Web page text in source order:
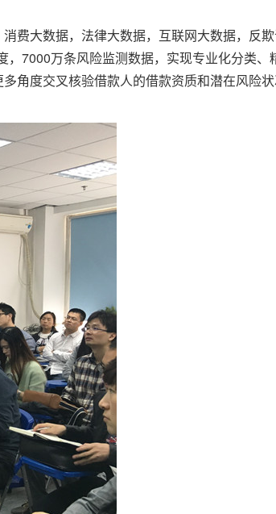
费大数据，法律大数据，互联网大数据，反
7000万条风险监测数据，实现专业化分类、
角度交叉核验借款人的借款资质和潜在风险